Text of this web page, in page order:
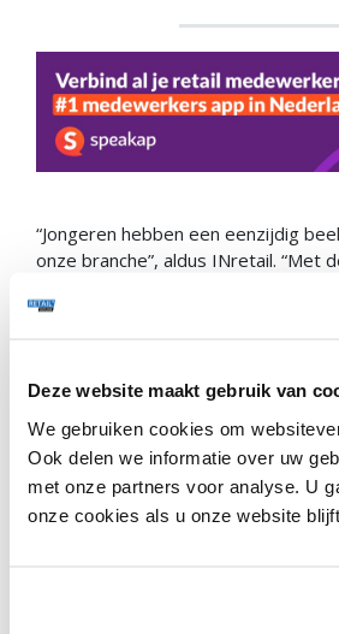
Deze website maakt gebruik van
We gebruiken cookies om
Ook delen we informatie over uw
met onze partners voor analyse. U
onze cookies als u onze website
“Jongeren hebben een eenzijdig
onze branche”, aldus INretail. “Met
we laten zien dat er veel meer komt
werken in de winkel, dan alleen in
de aantrekkingskracht van de sector
waaronder het verbeteren van de
samenwerking met het onderwijs
de verantwoordelijkheid van de
meerjarige imagocampagne zal ook
andere doelgroepen in een later
openen aan de Korte